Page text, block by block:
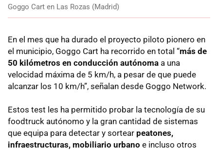
Goggo Cart en Las Rozas (Madrid)
En el mes que ha durado el proyecto piloto pionero en
el municipio, Goggo Cart ha recorrido en total “más de
50 kilómetros en conducción autónoma a una
velocidad máxima de 5 km/h, a pesar de que puede
alcanzar los 10 km/h”, señalan desde Goggo Network.
Estos test les ha permitido probar la tecnología de su
foodtruck autónomo y la gran cantidad de sistemas
que equipa para detectar y sortear peatones,
infraestructuras, mobiliario urbano e incluso otros